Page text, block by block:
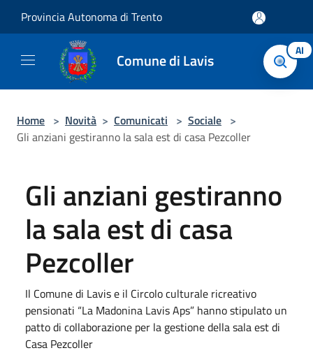
Provincia Autonoma di Trento
Comune di Lavis AI
Home > Novità > Comunicati > Sociale >
Gli anziani gestiranno la sala est di casa Pezcoller
Gli anziani gestiranno
la sala est di casa
Pezcoller
Il Comune di Lavis e il Circolo culturale ricreativo
pensionati “La Madonina Lavis Aps” hanno stipulato un
patto di collaborazione per la gestione della sala est di
Casa Pezcoller